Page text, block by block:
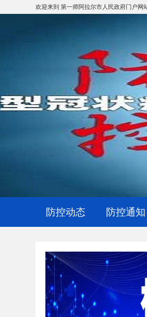
欢迎来到 第一师阿拉尔市人民政府门户网
防控动态 防控通知